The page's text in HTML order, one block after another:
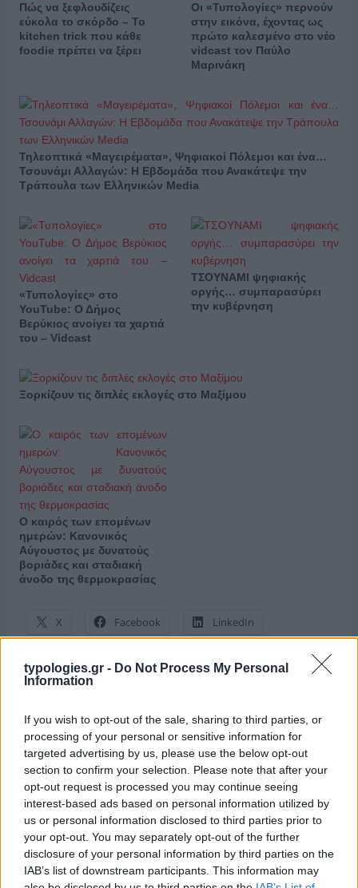
typologies.gr - Do Not Process My Personal
Information
If you wish to opt-out of the sale, sharing to third parties, or
processing of your personal or sensitive information for
targeted advertising by us, please use the below opt-out
section to confirm your selection. Please note that after your
opt-out request is processed you may continue seeing
interest-based ads based on personal information utilized by
us or personal information disclosed to third parties prior to
your opt-out. You may separately opt-out of the further
disclosure of your personal information by third parties on the
IAB’s list of downstream participants. This information may
Πώς να ξεφλουδίζεις
εύκολα το σκόρδο – Το
kitchen trick που κάθε
foodie πρέπει να ξέρει
Οι «Τυπολογίες» περνούν
στην εικόνα, έχοντας ως
πρώτο καλεσμένο στο νέο
vidcast τον Παύλο
Μαρινάκη
Τηλεοπτικά «Μαγειρέματα», Ψηφιακοί Πόλεμοι και ένα…
Τσουνάμι Αλλαγών: Η Εβδομάδα που Ανακάτεψε την
Τράπουλα των Ελληνικών Media
«Τυπολογίες» στο
YouTube: Ο Δήμος
Βερύκιος ανοίγει τα χαρτιά
του – Vidcast
ΤΣΟΥΝΑΜΙ ψηφιακής
οργής… συμπαρασύρει
την κυβέρνηση
Ξορκίζουν τις διπλές εκλογές στο Μαξίμου
Ο καιρός των επομένων
ημερών: Κανονικός
Αύγουστος με δυνατούς
βοριάδες και σταδιακή
άνοδο της θερμοκρασίας
X Facebook LinkedIn
ΕΠΙΣΗΜΑΣΜΕΝΟ ΜΕ: «THE MAPPES SHOW» , MY RADIO
104.6
, ΡΑΔΙΟΜΑΡΑΘΩΝΙΟΣ